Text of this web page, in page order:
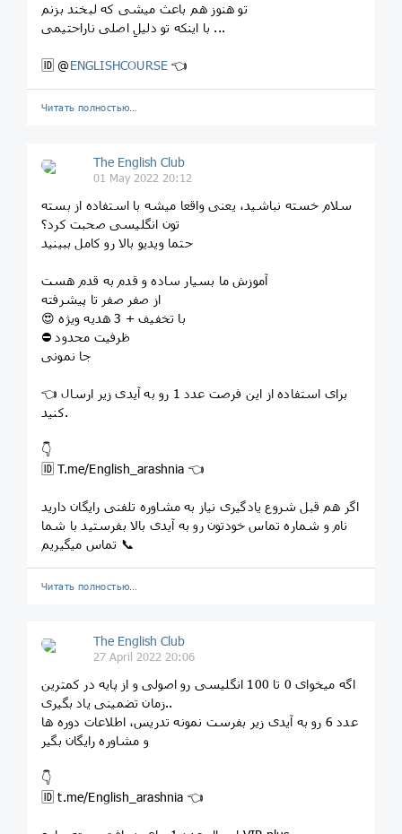
تو هنوز هم باعث میشی که لبخند بزنم
با اینکه تو دلیلِ اصلی ناراحتیمی ...
🆔 @ENGLISHCOURSE 👈
Читать полностью…
The English Club
01 May 2022 20:12
سلام خسته نباشید، یعنی واقعا میشه با استفاده از بسته
تون انگلیسی صحبت کرد؟
حتما ویدیو بالا رو کامل ببینید
آموزش ما بسیار ساده و قدم به قدم هست
از صفر صفر تا پیشرفته
😍 با تخفیف + 3 هدیه ویژه
⛔️ ظرفیت محدود
جا نمونی
👈 برای استفاده از این فرصت عدد 1 رو به آیدی زیر ارسال
کنید.
👇
🆔 T.me/English_arashnia 👈
اگر هم قبل شروع یادگیری نیاز به مشاوره تلفنی رایگان دارید
نام و شماره تماس خودتون رو به آیدی بالا بفرستید با شما
تماس میگیریم 📞
Читать полностью…
The English Club
27 April 2022 20:06
اگه میخوای 0 تا 100 انگلیسی رو اصولی و از پایه در کمترین
زمان تضمینی یاد بگیری..
عدد 6 رو به آیدی زیر بفرست نمونه تدریس، اطلاعات دوره ها
و مشاوره رایگان بگیر
👇
🆔 t.me/English_arashnia 👈